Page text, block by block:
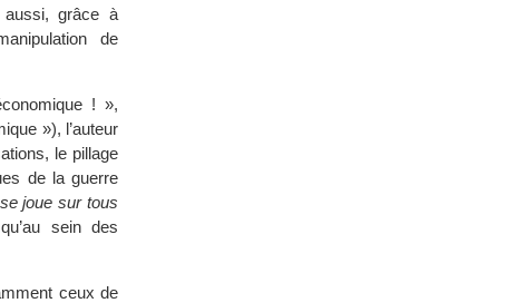
grâce à
de
! »,
»), l’auteur
le pillage
de la guerre
joue sur tous
sein des
ceux de